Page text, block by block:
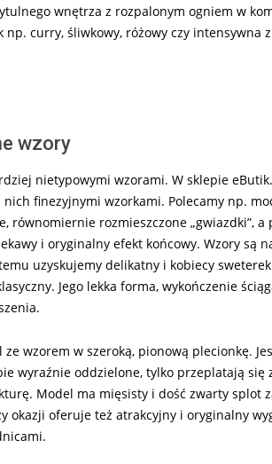
wnętrza z rozpalonym ogniem w
curry, śliwkowy, różowy czy intensywna
wzory
nietypowymi wzorami. W sklepie
finezyjnymi wzorkami. Polecamy np.
równomiernie rozmieszczone „gwiazdki”,
i oryginalny efekt końcowy. Wzory są
uzyskujemy delikatny i kobiecy
Jego lekka forma, wykończenie
wzorem w szeroką, pionową plecionkę.
wyraźnie oddzielone, tylko przeplatają się
Model ma mięsisty i dość zwarty splot
okazji oferuje też atrakcyjny i oryginalny